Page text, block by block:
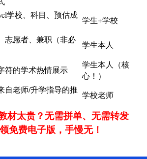
学校、科目、预估成
学生+学校
志愿者、兼职（非必
学生本人
符的学术热情展示
学生本人（核
心！）
自老师/升学指导的推
学校老师
材太贵？无需拼单、无需转发
免费电子版，手慢无！